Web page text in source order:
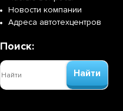
Новости компании
Адреса автотехцентров
Поиск:
Найти